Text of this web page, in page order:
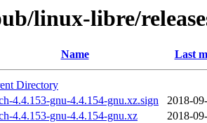
linux-libre/
Name Last
Directory
4.4.153-gnu-4.4.154-gnu.xz.sign
2018-
4.4.153-gnu-4.4.154-gnu.xz
2018-